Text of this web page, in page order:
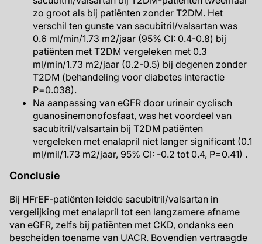
zo groot als bij patiënten zonder T2DM. Het
verschil ten gunste van sacubitril/valsartan was
0.6 ml/min/1.73 m2/jaar (95% CI: 0.4-0.8) bij
patiënten met T2DM vergeleken met 0.3
ml/min/1.73 m2/jaar (0.2-0.5) bij degenen zonder
T2DM (behandeling voor diabetes interactie
P=0.038).
Na aanpassing van eGFR door urinair cyclisch
guanosinemonofosfaat, was het voordeel van
sacubitril/valsartain bij T2DM patiënten
vergeleken met enalapril niet langer significant (0.1
ml/mil/1.73 m2/jaar, 95% CI: -0.2 tot 0.4, P=0.41) .
Conclusie
Bij HFrEF-patiënten leidde sacubitril/valsartan in
vergelijking met enalapril tot een langzamere afname
van eGFR, zelfs bij patiënten met CKD, ondanks een
bescheiden toename van UACR. Bovendien vertraagde